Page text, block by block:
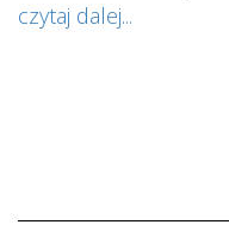
czytaj dalej...